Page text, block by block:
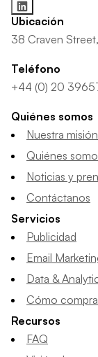
Ubicación
38 Craven
Teléfono
+44 (0) 20
Quiénes somos
Nuestra misión
Quiénes
Noticias y
Contáctanos
Servicios
Publicidad
Email
Data &
Cómo
Recursos
FAQ